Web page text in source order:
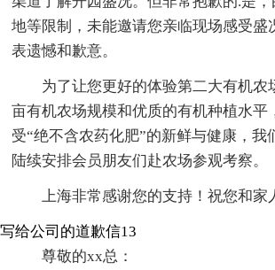
地等限制，未能邀请您亲临现场感受盛
表遗憾和歉意。
为了让您更好的体验第二大有机
亩有机农场规模和优质的有机种植水平
受“绝不含农药化肥”的新鲜与健康，我
陆续安排会员朋友们赴农场参观考察。
上海非常感谢您的支持！祝您和家
写给公司的道歉信13
尊敬的xx总：